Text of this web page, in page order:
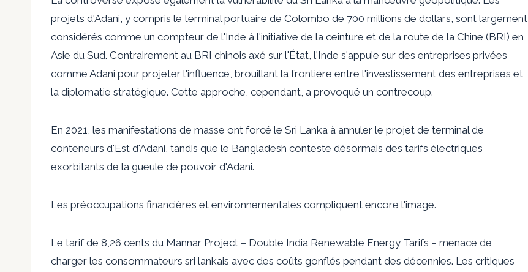
projets d'Adani, y compris le terminal portuaire de Colombo de 700 millions de dollars, sont largement
considérés comme un compteur de l'Inde à l'initiative de la ceinture et de la route de la Chine (BRI) en
Asie du Sud. Contrairement au BRI chinois axé sur l'État, l'Inde s'appuie sur des entreprises privées
comme Adani pour projeter l'influence, brouillant la frontière entre l'investissement des entreprises et
la diplomatie stratégique. Cette approche, cependant, a provoqué un contrecoup.
En 2021, les manifestations de masse ont forcé le Sri Lanka à annuler le projet de terminal de
conteneurs d'Est d'Adani, tandis que le Bangladesh conteste désormais des tarifs électriques
exorbitants de la gueule de pouvoir d'Adani.
Les préoccupations financières et environnementales compliquent encore l'image.
Le tarif de 8,26 cents du Mannar Project – Double India Renewable Energy Tarifs – menace de
charger les consommateurs sri lankais avec des coûts gonflés pendant des décennies. Les critiques